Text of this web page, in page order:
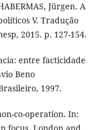
Jürgen. A
V. Tradução
2015. p. 127-154.
entre facticidade
Beno
1997.
co-operation. In: